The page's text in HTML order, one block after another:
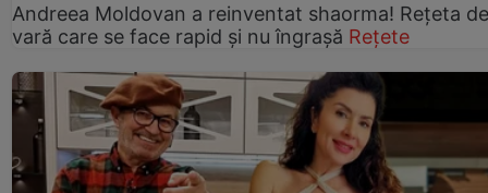
Andreea Moldovan a reinventat shaorma! Rețeta de
vară care se face rapid și nu îngrașă Rețete